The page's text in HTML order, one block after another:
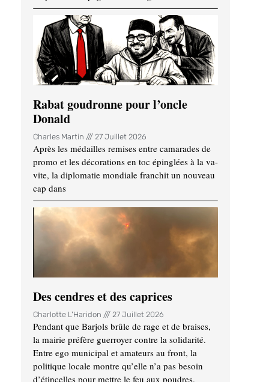
Rabat goudronne pour l’oncle
Donald
Charles Martin 27 Juillet 2026
Après les médailles remises entre camarades de
promo et les décorations en toc épinglées à la va-
vite, la diplomatie mondiale franchit un nouveau
cap dans
Des cendres et des caprices
Charlotte L'Haridon 27 Juillet 2026
Pendant que Barjols brûle de rage et de braises,
la mairie préfère guerroyer contre la solidarité.
Entre ego municipal et amateurs au front, la
politique locale montre qu’elle n’a pas besoin
d’étincelles pour mettre le feu aux poudres.